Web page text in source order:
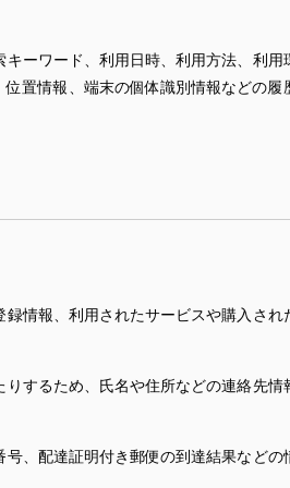
ーワード、利用日時、利用方法、利用
置情報、端末の個体識別情報などの履
情報、利用されたサービスや購入され
するため、氏名や住所などの連絡先情
、配達証明付き郵便の到達結果などの